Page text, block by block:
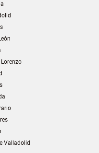
Valladolid